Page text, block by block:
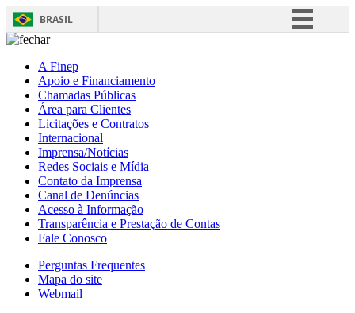
BRASIL
A Finep
Apoio e Financiamento
Chamadas Públicas
Área para Clientes
Licitações e Contratos
Internacional
Imprensa/Notícias
Redes Sociais e Mídia
Contato da Imprensa
Canal de Denúncias
Acesso à Informação
Transparência e Prestação de Contas
Fale Conosco
Perguntas Frequentes
Mapa do site
Webmail